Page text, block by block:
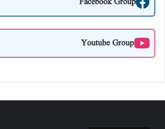
Youtube Group